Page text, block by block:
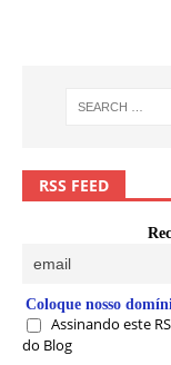
RSS FEED
Coloque nosso
Assinando este
do Blog